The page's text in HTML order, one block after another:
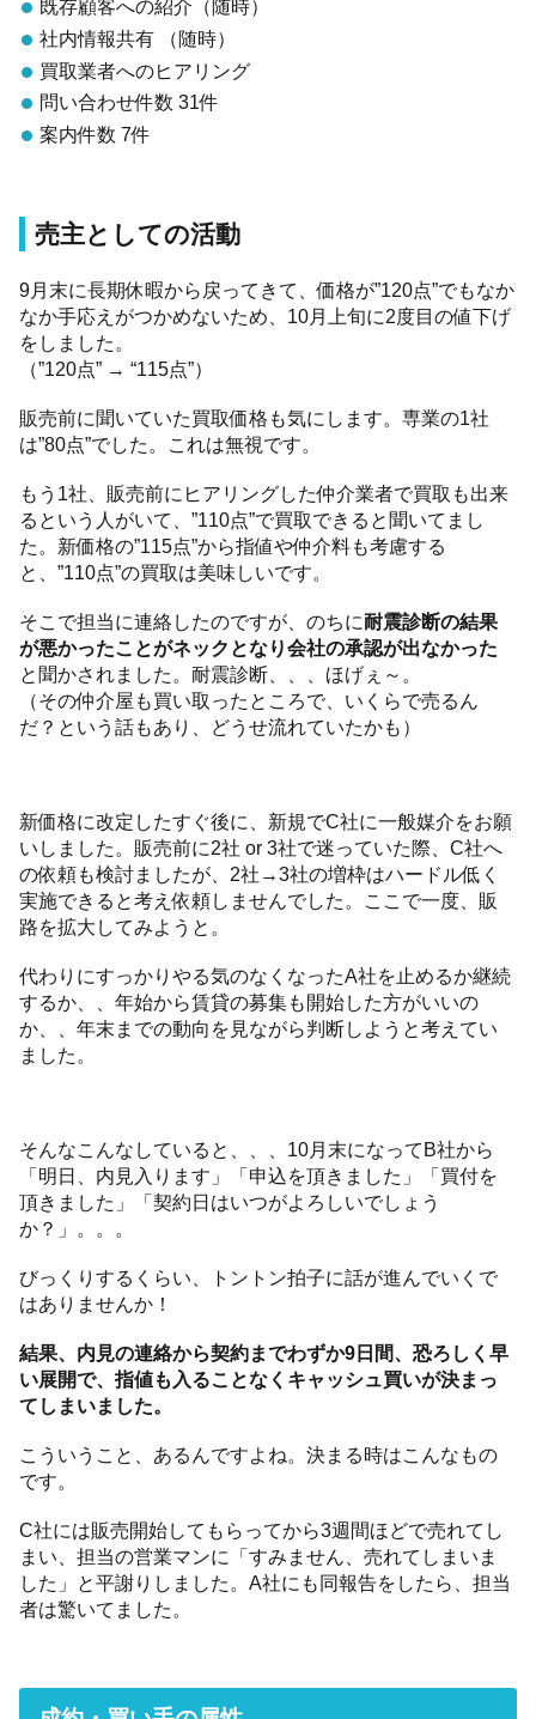
既存顧客への紹介（随時）
社内情報共有 （随時）
買取業者へのヒアリング
問い合わせ件数 31件
案内件数 7件
売主としての活動
9月末に長期休暇から戻ってきて、価格が”120点”でもなか
なか手応えがつかめないため、10月上旬に2度目の値下げ
をしました。
（”120点” → “115点”）
販売前に聞いていた買取価格も気にします。専業の1社
は”80点”でした。これは無視です。
もう1社、販売前にヒアリングした仲介業者で買取も出来
るという人がいて、”110点”で買取できると聞いてまし
た。新価格の”115点”から指値や仲介料も考慮する
と、”110点”の買取は美味しいです。
そこで担当に連絡したのですが、のちに耐震診断の結果
が悪かったことがネックとなり会社の承認が出なかった
と聞かされました。耐震診断、、、ほげぇ～。
（その仲介屋も買い取ったところで、いくらで売るん
だ？という話もあり、どうせ流れていたかも）
新価格に改定したすぐ後に、新規でC社に一般媒介をお願
いしました。販売前に2社 or 3社で迷っていた際、C社へ
の依頼も検討ましたが、2社→3社の増枠はハードル低く
実施できると考え依頼しませんでした。ここで一度、販
路を拡大してみようと。
代わりにすっかりやる気のなくなったA社を止めるか継続
するか、、年始から賃貸の募集も開始した方がいいの
か、、年末までの動向を見ながら判断しようと考えてい
ました。
そんなこんなしていると、、、10月末になってB社から
「明日、内見入ります」「申込を頂きました」「買付を
頂きました」「契約日はいつがよろしいでしょう
か？」。。。
びっくりするくらい、トントン拍子に話が進んでいくで
はありませんか！
結果、内見の連絡から契約までわずか9日間、恐ろしく早
い展開で、指値も入ることなくキャッシュ買いが決まっ
てしまいました。
こういうこと、あるんですよね。決まる時はこんなもの
です。
C社には販売開始してもらってから3週間ほどで売れてし
まい、担当の営業マンに「すみません、売れてしまいま
した」と平謝りしました。A社にも同報告をしたら、担当
者は驚いてました。